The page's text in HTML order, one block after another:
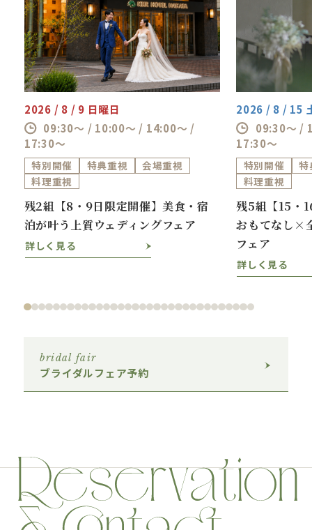
2026 / 8 / 9 日曜日
09:30～ / 10:00～ / 14:00～ /
17:30～
特別開催 特典重視
会場重視
料理重視
残2組【8・9日限定開催】美食・宿
泊が叶う上質ウェディングフェア
詳しく見る
2026 / 8 / 15
09:30～ /
17:30～
特別開催
特
料理重視
残5組【15・
おもてなし×
フェア
詳しく見る
bridal fair
ブライダルフェア予約